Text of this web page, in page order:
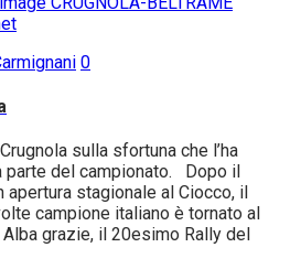
0
sulla sfortuna che l’ha
parte del campionato. Dopo il
stagionale al Ciocco, il
campione italiano è tornato al
grazie, il 20esimo Rally del